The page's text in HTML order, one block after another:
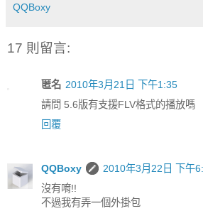
QQBoxy
17 則留言:
匿名 2010年3月21日 下午1:35
請問 5.6版有支援FLV格式的播放嗎
回覆
QQBoxy
2010年3月22日 下午
沒有唷!!
不過我有弄一個外掛包